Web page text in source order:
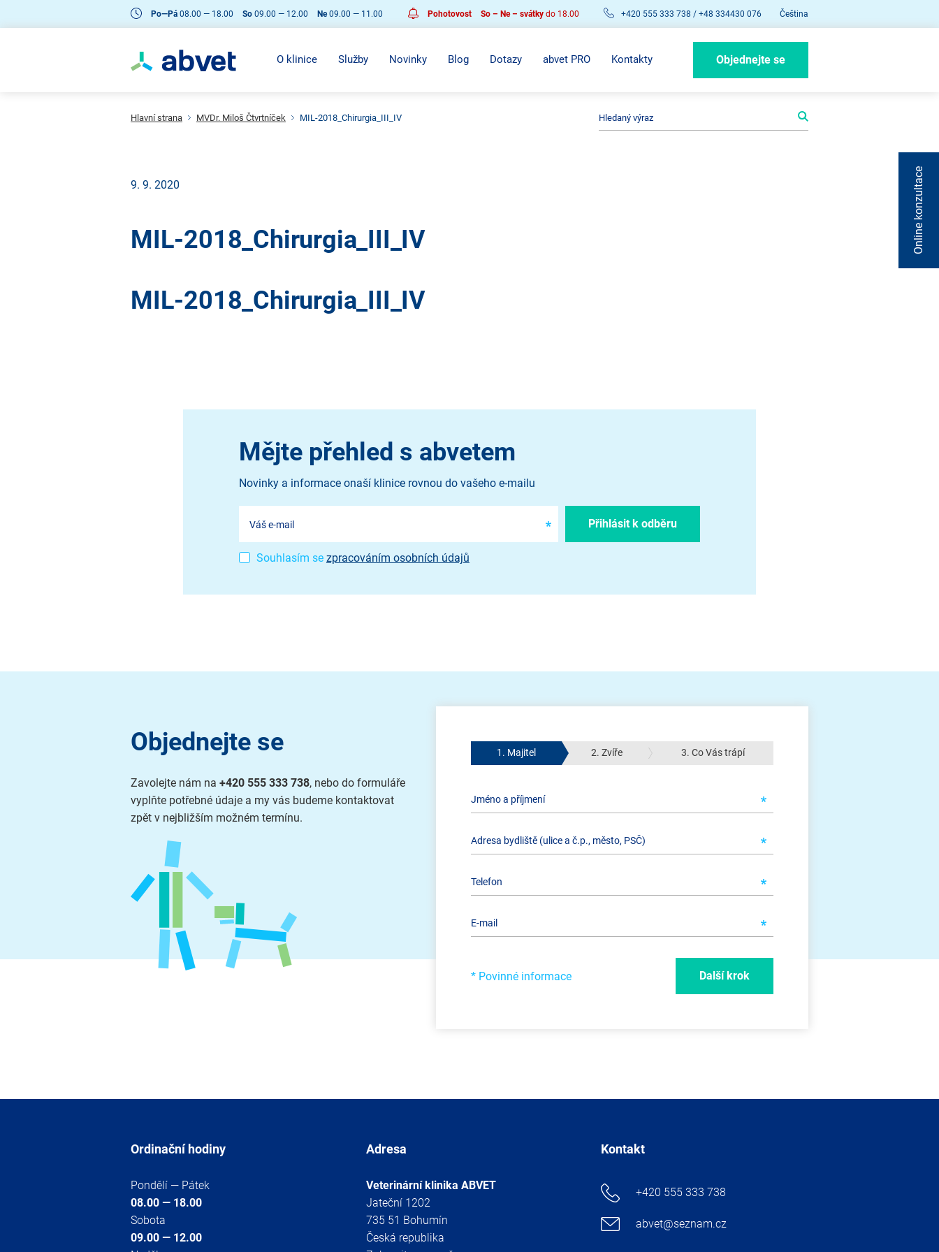
Po—Pá 08.00 — 18.00 So 09.00 — 12.00 Ne09.00 — 11.00 Pohotovost So – Ne – svátkydo 18.00 +420 555 333 738 / +48 334430 076 Čeština
O klinice Služby Novinky Blog Dotazy abvet PRO Kontakty Objednejte se
Hlavní strana MVDr. Miloš Čtvrtníček MIL-2018_Chirurgia_III_IV
9. 9. 2020
MIL-2018_Chirurgia_III_IV
MIL-2018_Chirurgia_III_IV
Mějte přehled s abvetem
Novinky a informace onaší klinice rovnou do vašeho e-mailu
Souhlasím se zpracováním osobních údajů
Objednejte se
Zavolejte nám na +420 555 333 738, nebo do formuláře
vyplňte potřebné údaje a my vás budeme kontaktovat
zpět v nejbližším možném termínu.
1. Majitel 2. Zvíře 3. Co Vás trápí
* Povinné informace Další krok
Ordinační hodiny
Pondělí — Pátek
08.00 — 18.00
Sobota
09.00 — 12.00
Adresa
Veterinární klinika ABVET
Jateční 1202
735 51 Bohumín
Česká republika
Kontakt
+420 555 333 738
abvet@seznam.cz
Online konzultace